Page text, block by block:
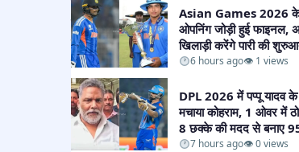
Asian Games 2026 के
ओपनिंग जोड़ी हुई फाइनल,
खिलाड़ी करेंगे पारी की
6 hours ago👁 1 views
DPL 2026 में पप्पू यादव
मचाया कोहराम, 1 ओवर में
8 छक्के की मदद से बनाए
7 hours ago👁 0 views